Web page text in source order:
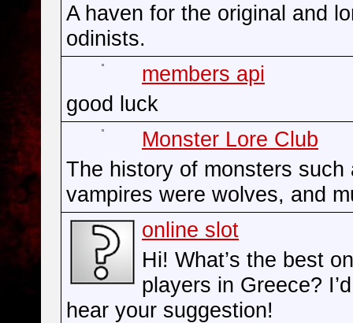
A haven for the original and
odinists.
members api
good luck
Monster Lore Club
The history of monsters such
vampires were wolves, and
online slot
Hi! What’s the best
players in Greece?
hear your suggestion!